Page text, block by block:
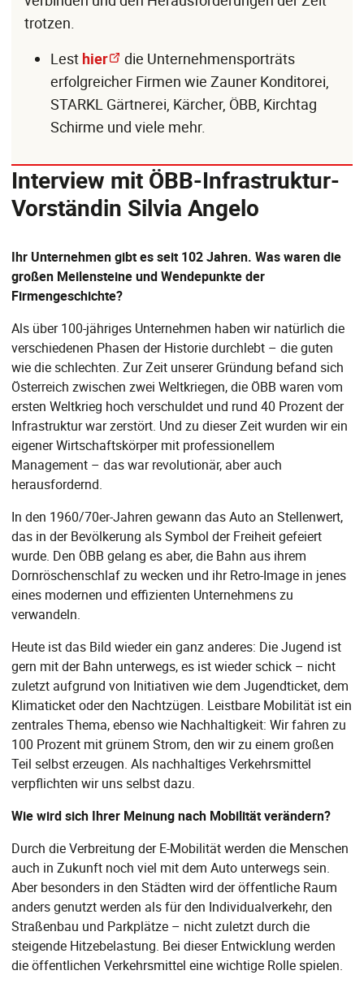
trotzen.
Lest hier
die Unternehmensporträts
erfolgreicher Firmen wie Zauner Konditorei,
STARKL Gärtnerei, Kärcher, ÖBB, Kirchtag
Schirme und viele mehr.
Interview mit ÖBB-Infrastruktur-
Vorständin Silvia Angelo
Ihr Unternehmen gibt es seit 102 Jahren. Was waren die
großen Meilensteine und Wendepunkte der
Firmengeschichte?
Als über 100-jähriges Unternehmen haben wir natürlich die
verschiedenen Phasen der Historie durchlebt – die guten
wie die schlechten. Zur Zeit unserer Gründung befand sich
Österreich zwischen zwei Weltkriegen, die ÖBB waren vom
ersten Weltkrieg hoch verschuldet und rund 40 Prozent der
Infrastruktur war zerstört. Und zu dieser Zeit wurden wir ein
eigener Wirtschaftskörper mit professionellem
Management – das war revolutionär, aber auch
herausfordernd.
In den 1960/70er-Jahren gewann das Auto an Stellenwert,
das in der Bevölkerung als Symbol der Freiheit gefeiert
wurde. Den ÖBB gelang es aber, die Bahn aus ihrem
Dornröschenschlaf zu wecken und ihr Retro-Image in jenes
eines modernen und effizienten Unternehmens zu
verwandeln.
Heute ist das Bild wieder ein ganz anderes: Die Jugend ist
gern mit der Bahn unterwegs, es ist wieder schick – nicht
zuletzt aufgrund von Initiativen wie dem Jugendticket, dem
Klimaticket oder den Nachtzügen. Leistbare Mobilität ist ein
zentrales Thema, ebenso wie Nachhaltigkeit: Wir fahren zu
100 Prozent mit grünem Strom, den wir zu einem großen
Teil selbst erzeugen. Als nachhaltiges Verkehrsmittel
verpflichten wir uns selbst dazu.
Wie wird sich Ihrer Meinung nach Mobilität verändern?
Durch die Verbreitung der E-Mobilität werden die Menschen
auch in Zukunft noch viel mit dem Auto unterwegs sein.
Aber besonders in den Städten wird der öffentliche Raum
anders genutzt werden als für den Individualverkehr, den
Straßenbau und Parkplätze – nicht zuletzt durch die
steigende Hitzebelastung. Bei dieser Entwicklung werden
die öffentlichen Verkehrsmittel eine wichtige Rolle spielen.